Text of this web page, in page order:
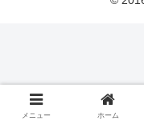
メニュー ホーム